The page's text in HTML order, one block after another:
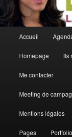
principal
Accueil
Homepage Ils
Me contacter
Meeting de
Mentions légales
Pages Portfolio